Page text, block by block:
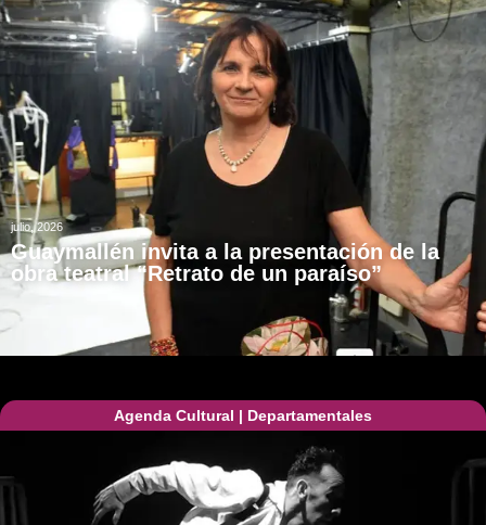
julio, 2026
Guaymallén invita a la presentación de la
obra teatral “Retrato de un paraíso”
Agenda Cultural | Departamentales